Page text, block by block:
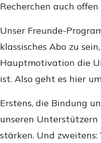
Recherchen auch
Unser Freunde-
klassisches Abo zu
Hauptmotivation die
ist. Also geht es hier
Erstens, die Bindung
unseren
stärken. Und zweitens: